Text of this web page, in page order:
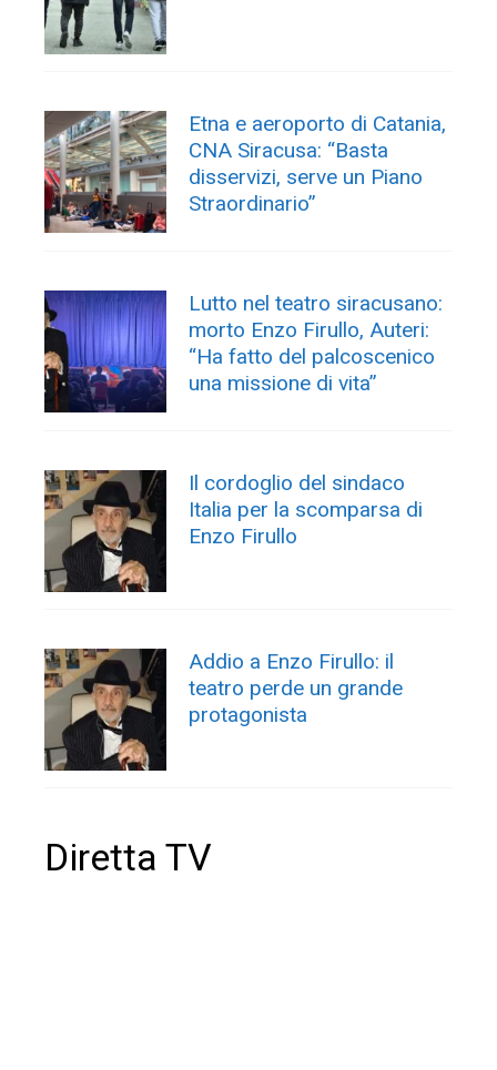
Etna e aeroporto di Catania,
CNA Siracusa: “Basta
disservizi, serve un Piano
Straordinario”
Lutto nel teatro siracusano:
morto Enzo Firullo, Auteri:
“Ha fatto del palcoscenico
una missione di vita”
Il cordoglio del sindaco
Italia per la scomparsa di
Enzo Firullo
Addio a Enzo Firullo: il
teatro perde un grande
protagonista
Diretta TV